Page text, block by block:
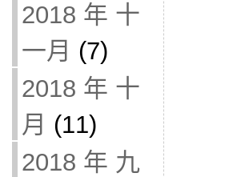
2018 年 十
一月 (7)
2018 年 十
月 (11)
2018 年 九